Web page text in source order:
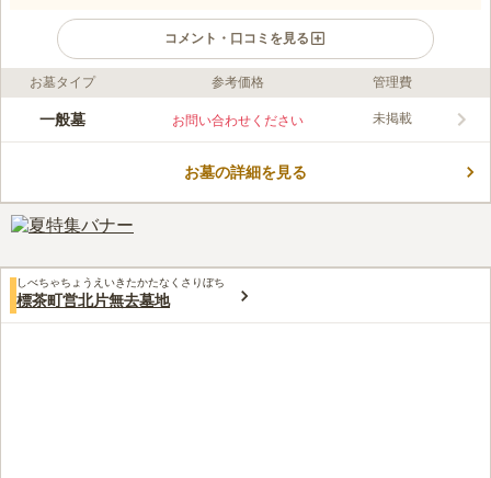
コメント・口コミを見る
口コミ評価
この霊園はまだ誰からも評価されていません。
お墓タイプ 参考価格 管理費
一般墓 お問い合わせください 未掲載
お墓の詳細を見る
しべちゃちょうえいきたかたなくさりぼち
標茶町営北片無去墓地